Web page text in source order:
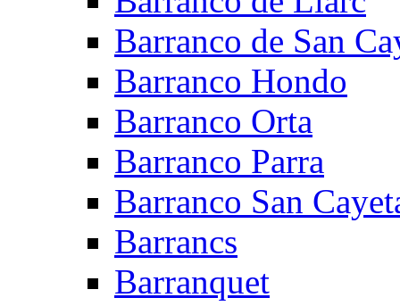
Barranco de San
Barranco Hondo
Barranco Orta
Barranco Parra
Barranco San
Barrancs
Barranquet